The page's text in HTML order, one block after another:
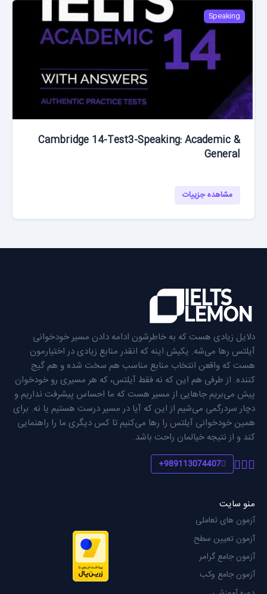
Speaking
Cambridge 14-Test3-Speaking: Academic &
General
مشاهده جزییات
دلایل زیادی هست که به خاطرشون ادامه دادن مسیر خودخوانی
آیلتس رها می‌شه. یکیش اینه که انقدر منابع زیادی در اختیارمون
هست که واقعن انتخاب منابع مناسب هم سخت شده و هم گیج
کننده. از طرفی هم این که نه فقط آیلتس، که هر مسیری رو خودخوان
پیش می‌بریم جاهایی از مسیر هست که ما احساس پیشرفت نداریم و
دچار سردرگمی می‌شیم از این که آیا در مسیر درست هستیم یا نه. برای
همین خودخوانی آیلتس را رها می‌کنیم تا کس دیگری ما را راهنمایی
کند و از نتیجه خیالمان راحت باشد.
989113074407+
منو سایت
آزمون های تعاملی
آزمون تعیین سطح
آزمون جامع گرامر
آزمون جامع وکب